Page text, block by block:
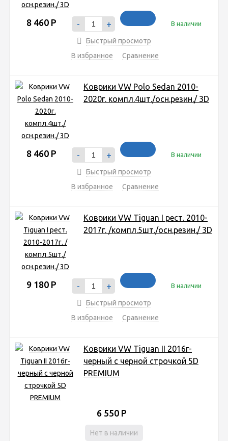
8 460 Р - + В наличии
Быстрый просмотр
В избранное
Сравнение
Коврики VW Polo Sedan 2010-
2020г. компл.4шт./осн.резин./ 3D
8 460 Р - + В наличии
Быстрый просмотр
В избранное
Сравнение
Коврики VW Tiguan I рест. 2010-
2017г. /компл.5шт./осн.резин./ 3D
9 180 Р - + В наличии
Быстрый просмотр
В избранное
Сравнение
Коврики VW Tiguan II 2016г-
черный с черной строчкой 5D
PREMIUM
6 550 Р
Нет в наличии